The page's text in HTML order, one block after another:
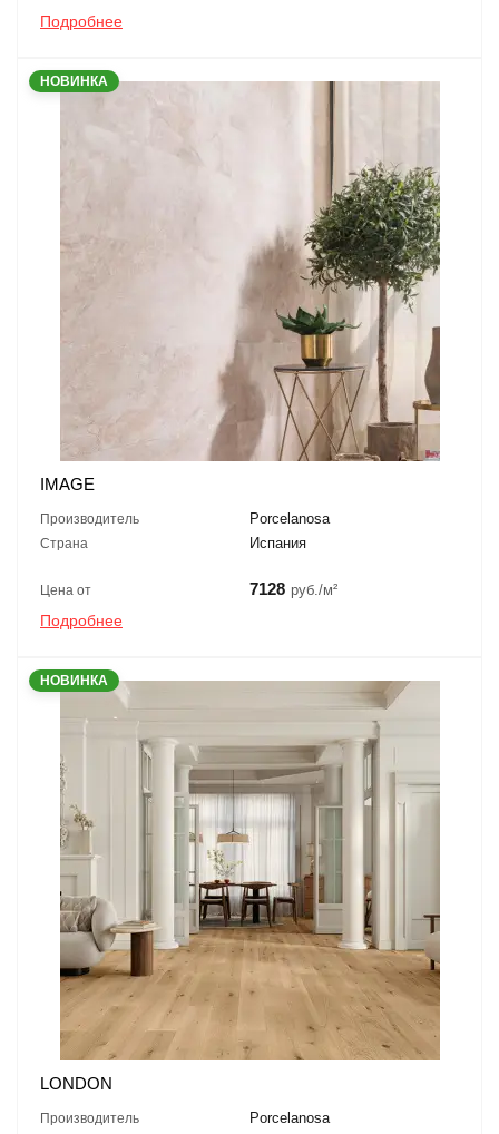
Подробнее
НОВИНКА
IMAGE
Производитель Porcelanosa
Страна Испания
Цена от 7128 руб./м²
Подробнее
НОВИНКА
LONDON
Производитель Porcelanosa